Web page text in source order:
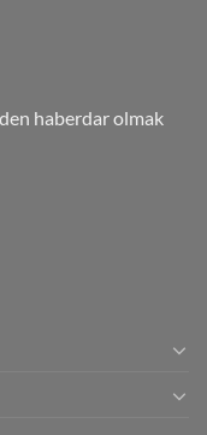
haberdar olmak